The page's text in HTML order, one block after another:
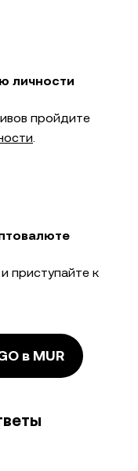
личности
пройдите
.
приступайте к
в MUR